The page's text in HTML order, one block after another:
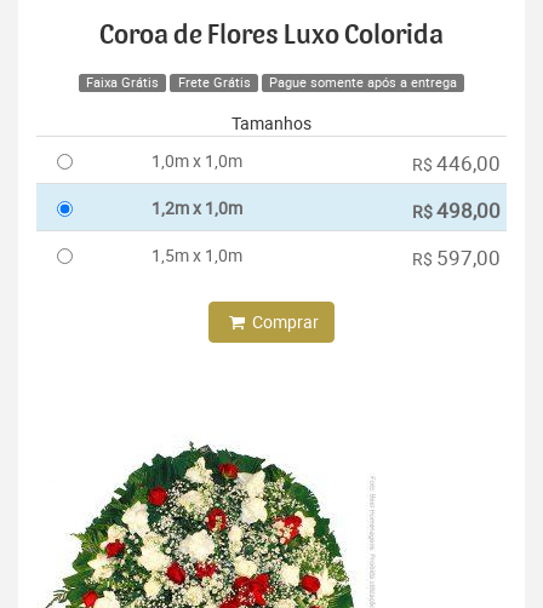
Coroa de Flores Luxo Colorida
Faixa Grátis Frete Grátis Pague somente após a entrega
Tamanhos
1,0m x 1,0m
R$ 446,00
1,2m x 1,0m R$498,00
1,5m x 1,0m R$ 597,00
Comprar